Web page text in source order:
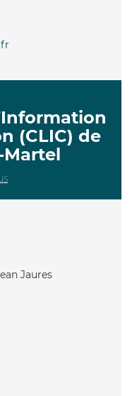
(CLIC) de
Martel
Jaures